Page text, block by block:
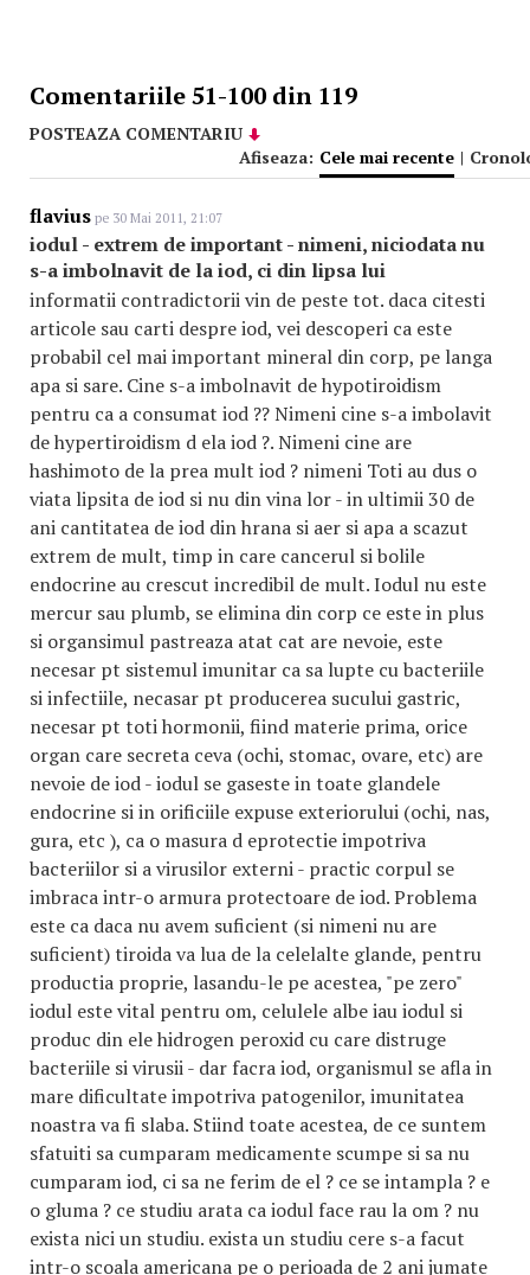
Comentariile 51-100 din 119
POSTEAZA COMENTARIU
Afiseaza: Cele mai recente |
flavius pe 30 Mai 2011, 21:07
iodul - extrem de important - nimeni, niciodata nu
s-a imbolnavit de la iod, ci din lipsa lui
informatii contradictorii vin de peste tot. daca citesti
articole sau carti despre iod, vei descoperi ca este
probabil cel mai important mineral din corp, pe langa
apa si sare. Cine s-a imbolnavit de hypotiroidism
pentru ca a consumat iod ?? Nimeni cine s-a imbolavit
de hypertiroidism d ela iod ?. Nimeni cine are
hashimoto de la prea mult iod ? nimeni Toti au dus o
viata lipsita de iod si nu din vina lor - in ultimii 30 de
ani cantitatea de iod din hrana si aer si apa a scazut
extrem de mult, timp in care cancerul si bolile
endocrine au crescut incredibil de mult. Iodul nu este
mercur sau plumb, se elimina din corp ce este in plus
si organsimul pastreaza atat cat are nevoie, este
necesar pt sistemul imunitar ca sa lupte cu bacteriile
si infectiile, necasar pt producerea sucului gastric,
necesar pt toti hormonii, fiind materie prima, orice
organ care secreta ceva (ochi, stomac, ovare, etc) are
nevoie de iod - iodul se gaseste in toate glandele
endocrine si in orificiile expuse exteriorului (ochi, nas,
gura, etc ), ca o masura d eprotectie impotriva
bacteriilor si a virusilor externi - practic corpul se
imbraca intr-o armura protectoare de iod. Problema
este ca daca nu avem suficient (si nimeni nu are
suficient) tiroida va lua de la celelalte glande, pentru
productia proprie, lasandu-le pe acestea, "pe zero"
iodul este vital pentru om, celulele albe iau iodul si
produc din ele hidrogen peroxid cu care distruge
bacteriile si virusii - dar facra iod, organismul se afla in
mare dificultate impotriva patogenilor, imunitatea
noastra va fi slaba. Stiind toate acestea, de ce suntem
sfatuiti sa cumparam medicamente scumpe si sa nu
cumparam iod, ci sa ne ferim de el ? ce se intampla ? e
o gluma ? ce studiu arata ca iodul face rau la om ? nu
exista nici un studiu. exista un studiu cere s-a facut
intr-o scoala americana pe o perioada de 2 ani jumate